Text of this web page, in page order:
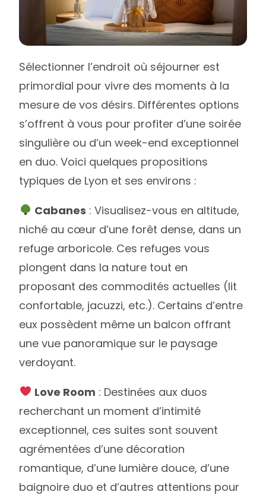
Sélectionner l’endroit où séjourner est
primordial pour vivre des moments à la
mesure de vos désirs. Différentes options
s’offrent à vous pour profiter d’une soirée
singulière ou d’un week-end exceptionnel
en duo. Voici quelques propositions
typiques de Lyon et ses environs :
Cabanes : Visualisez-vous en altitude,
niché au cœur d’une forêt dense, dans un
refuge arboricole. Ces refuges vous
plongent dans la nature tout en
proposant des commodités actuelles (lit
confortable, jacuzzi, etc.). Certains d’entre
eux possèdent même un balcon offrant
une vue panoramique sur le paysage
verdoyant.
Love Room : Destinées aux duos
recherchant un moment d’intimité
exceptionnel, ces suites sont souvent
agrémentées d’une décoration
romantique, d’une lumière douce, d’une
baignoire duo et d’autres attentions pour